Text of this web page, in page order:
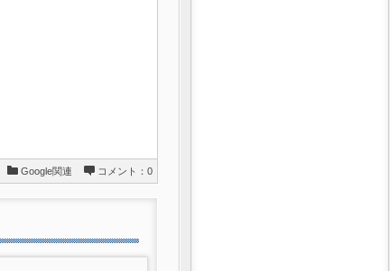
Google関連 コメント：0